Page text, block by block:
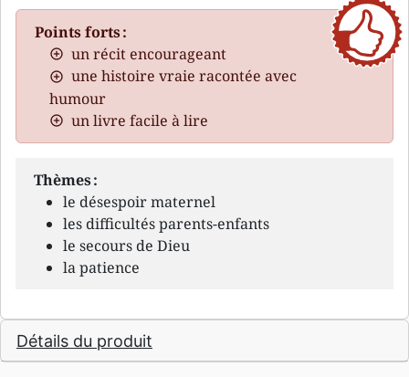
Points forts :
un récit encourageant
une histoire vraie racontée avec
humour
un livre facile à lire
Thèmes :
le désespoir maternel
les difficultés parents-enfants
le secours de Dieu
la patience
Détails du produit